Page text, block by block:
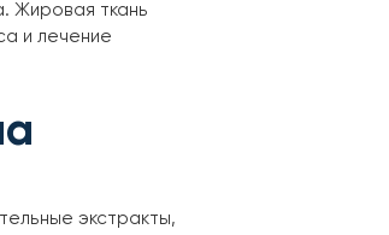
Жировая ткань
и лечение
экстракты,